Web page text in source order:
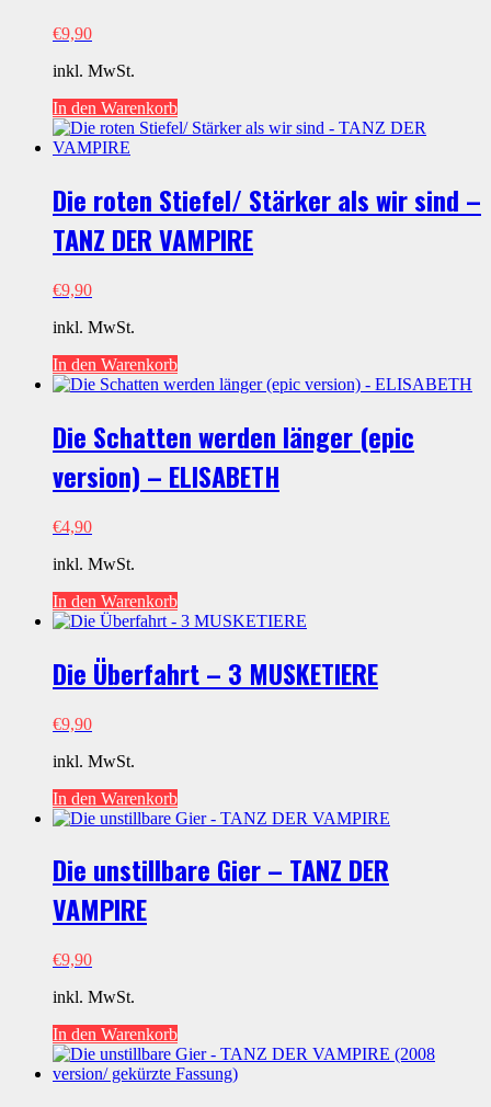
€9,90
inkl. MwSt.
In den Warenkorb
Die roten Stiefel/ Stärker als wir sind –
TANZ DER VAMPIRE
€9,90
inkl. MwSt.
In den Warenkorb
Die Schatten werden länger (epic
version) – ELISABETH
€4,90
inkl. MwSt.
In den Warenkorb
Die Überfahrt – 3 MUSKETIERE
€9,90
inkl. MwSt.
In den Warenkorb
Die unstillbare Gier – TANZ DER
VAMPIRE
€9,90
inkl. MwSt.
In den Warenkorb